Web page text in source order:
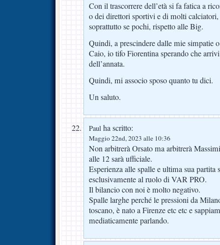
Con il trascorrere dell’età si fa fatica a
o dei direttori sportivi e di molti
soprattutto se pochi, rispetto alle Big.
Quindi, a prescindere dalle mie simpatie
Caio, io tifo Fiorentina sperando che
dell’annata.
Quindi, mi associo sposo quanto tu dici.
Un saluto.
Paul ha scritto:
Maggio 22nd, 2023 alle 10:36
Non arbitrerà Orsato ma arbitrerà
alle 12 sarà ufficiale.
Esperienza alle spalle e ultima sua
esclusivamente al ruolo di VAR PRO.
Il bilancio con noi è molto negativo.
Spalle larghe perché le pressioni da
toscano, è nato a Firenze etc etc e
mediaticamente parlando.